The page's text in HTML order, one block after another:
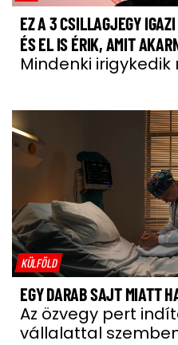
EZ A 3 CSILLAGJEGY
ÉS EL IS ÉRIK, AMIT
Mindenki irigykedik
KÜLFÖLD
EGY DARAB SAJT MIATT
Az özvegy pert
vállalattal